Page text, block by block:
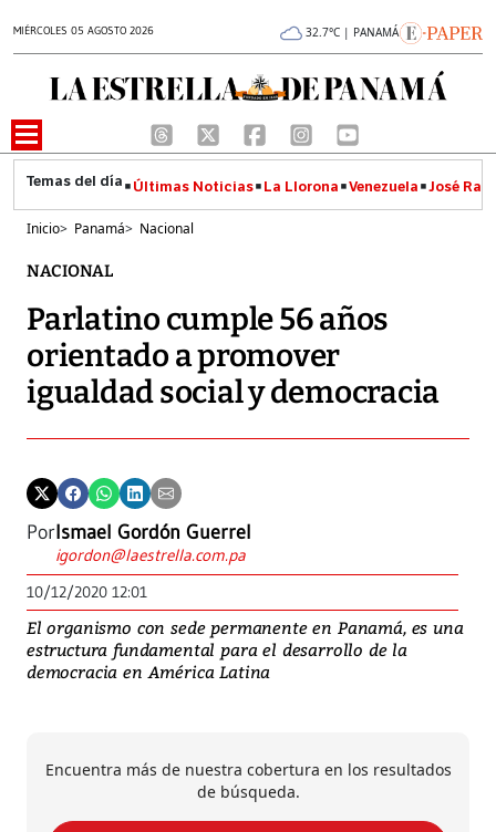
MIÉRCOLES 05 AGOSTO 2026 32.7°C | PANAMÁ
Últimas Noticias La Llorona Venezuela José
Inicio> Panamá> Nacional
NACIONAL
Parlatino cumple 56 años
orientado a promover
igualdad social y democracia
PorIsmael Gordón Guerrel
igordon@laestrella.com.pa
10/12/2020 12:01
El organismo con sede permanente en Panamá, es una
estructura fundamental para el desarrollo de la
democracia en América Latina
Encuentra más de nuestra cobertura en los resultados
de búsqueda.